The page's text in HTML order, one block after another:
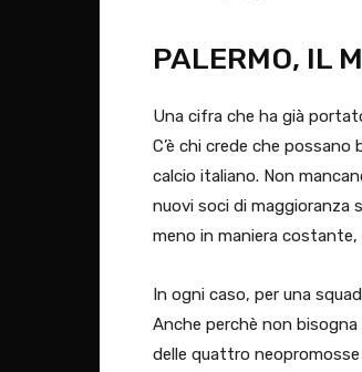
PALERMO, IL
Una cifra che ha già
C’è chi crede che
calcio italiano. Non
nuovi soci di maggioranza
meno in maniera
In ogni caso, per una
Anche perchè non
delle quattro